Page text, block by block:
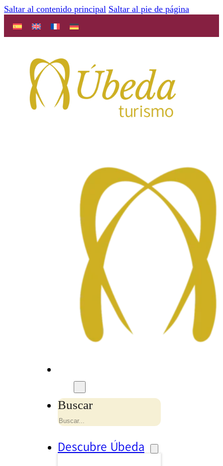
Saltar al contenido principal Saltar al pie de página
Buscar
Descubre Úbeda